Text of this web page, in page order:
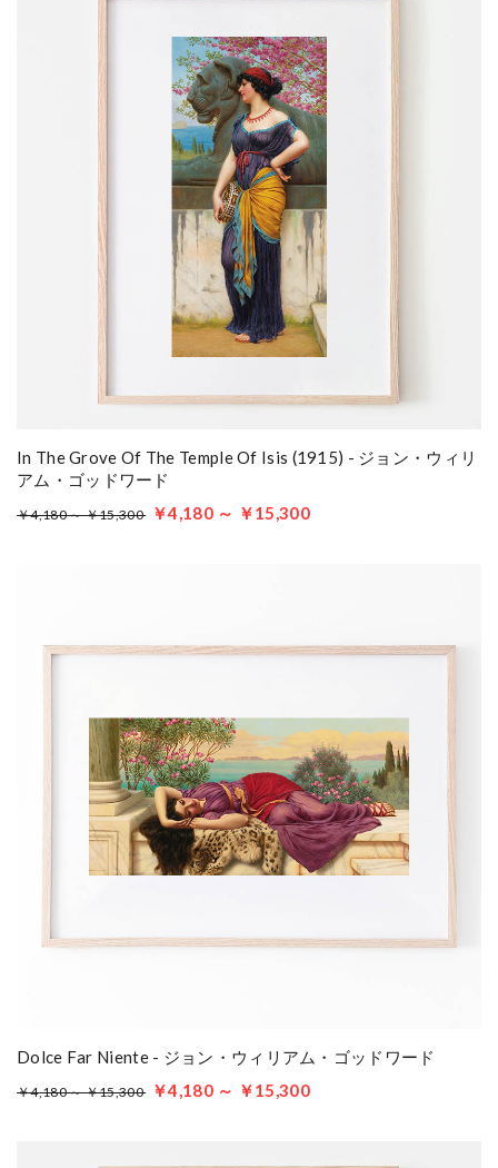
In The Grove Of The Temple Of Isis (1915) - ジョン・ウィリ
アム・ゴッドワード
￥4,180 ～ ￥15,300 ￥4,180 ～ ￥15,300
Dolce Far Niente - ジョン・ウィリアム・ゴッドワード
￥4,180 ～ ￥15,300 ￥4,180 ～ ￥15,300